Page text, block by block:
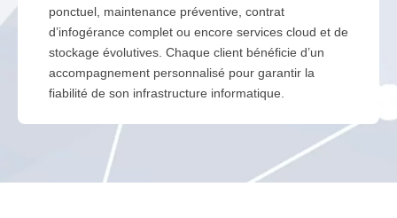
ponctuel, maintenance préventive, contrat
d’infogérance complet ou encore services cloud et de
stockage évolutives. Chaque client bénéficie d’un
accompagnement personnalisé pour garantir la
fiabilité de son infrastructure informatique.